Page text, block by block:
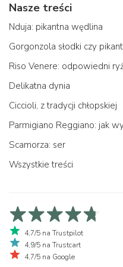
Nasze treści
Nduja: pikantna wędlina
Gorgonzola słodki czy
Riso Venere: odpowiedni
Delikatna dynia
Ciccioli, z tradycji chłopskiej
Parmigiano Reggiano: jak
Scamorza: ser
Wszystkie treści
4,7/5 na Trustpilot
4,9/5 na Trustcart
4,7/5 na Google